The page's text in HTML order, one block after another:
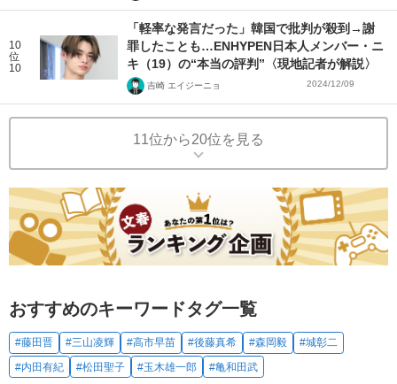
10
位
10
「軽率な発言だった」韓国で批判が殺到→謝
罪したことも…ENHYPEN日本人メンバー・ニ
キ（19）の“本当の評判”〈現地記者が解説〉
吉崎 エイジーニョ 2024/12/09
11位から20位を見る
おすすめのキーワードタグ一覧
#藤田晋 #三山凌輝 #高市早苗 #後藤真希 #森岡毅
#城彰二
#内田有紀
#松田聖子 #玉木雄一郎 #亀和田武